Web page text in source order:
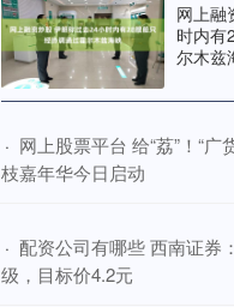
网上融
时内有
尔木兹
· 网上股票平台 给“荔”！“广
枝嘉年华今日启动
· 配资公司有哪些 西南证券
级，目标价4.2元